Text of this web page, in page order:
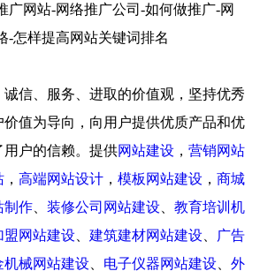
广网站-网络推广公司-如何做推广-网
-怎样提高网站关键词排名
信、服务、进取的价值观，坚持优秀
值为导向，向用户提供优质产品和优
用户的信赖。提供网站建设 ， 营销网站
， 高端网站设计 ， 模板网站建设 ， 商城
制作 装修公司网站建设
教育培训机
盟网站建设 建筑建材网站建设
广告
机械网站建设 电子仪器网站建设
外